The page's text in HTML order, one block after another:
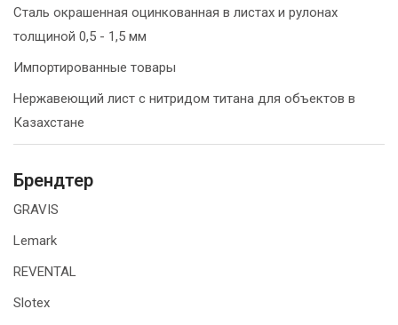
Сталь окрашенная оцинкованная в листах и рулонах
толщиной 0,5 - 1,5 мм
Импортированные товары
Нержавеющий лист с нитридом титана для объектов в
Казахстане
Брендтер
GRAVIS
Lemark
REVENTAL
Slotex